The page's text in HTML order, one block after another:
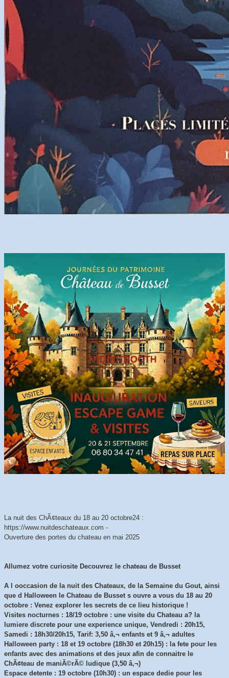
La nuit des ChÃ¢teaux du 18 au 20 octobre24 :
https://www.nuitdeschateaux.com -
Ouverture des portes du chateau en mai 2025
Allumez votre curiosite Decouvrez le chateau de Busset
A l ooccasion de la nuit des Chateaux, de la Semaine du Gout, ainsi
que d Halloween le Chateau de Busset s ouvre a vous du 18 au 20
octobre : Venez explorer les secrets de ce lieu historique !
Visites nocturnes : 18/19 octobre : une visite du Chateau a? la
lumiere discrete pour une experience unique, Vendredi : 20h15,
Samedi : 18h30/20h15, Tarif: 3,50 â‚¬ enfants et 9 â‚¬ adultes
Halloween party : 18 et 19 octobre (18h30 et 20h15) : la fete pour les
enfants avec des animations et des jeux afin de connaitre le
ChÃ¢teau de maniÃ©rÃ© ludique (3,50 â‚¬)
Espace detente : 19 octobre (10h30) : un espace dedie pour les